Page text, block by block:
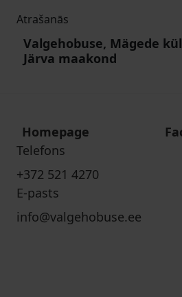
Atrašanās
Valgehobuse, Mägede
Järva maakond
Homepage
Telefons
+372 521 4270
E-pasts
info@valgehobuse.ee